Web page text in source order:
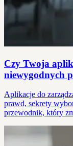
Czy Twoja
niewygodnych
Aplikacje do
prawd, sekrety
przewodnik, który